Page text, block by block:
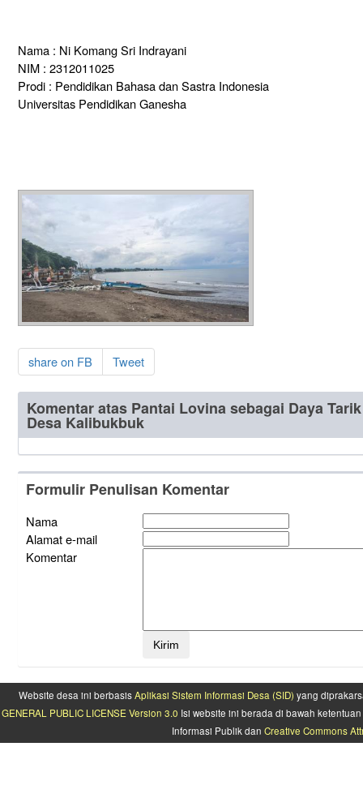
Nama : Ni Komang Sri Indrayani
NIM : 2312011025
Prodi : Pendidikan Bahasa dan Sastra Indonesia
Universitas Pendidikan Ganesha
share on FB Tweet
Komentar atas Pantai Lovina sebagai Daya
Desa Kalibukbuk
Formulir Penulisan Komentar
Nama
Alamat e-mail
Komentar
Website desa ini berbasisAplikasi Sistem Informasi Desa (SID) yang
GENERAL PUBLIC LICENSE Version 3.0 Isi website ini berada di bawah
Informasi Publik dan Creative Commons